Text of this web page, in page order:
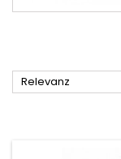
Relevanz